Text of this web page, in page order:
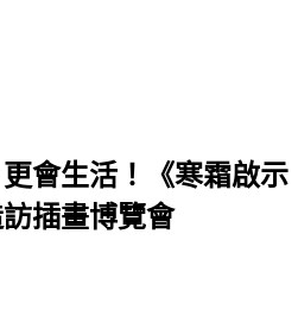
會生活！《寒霜啟示
插畫博覽會